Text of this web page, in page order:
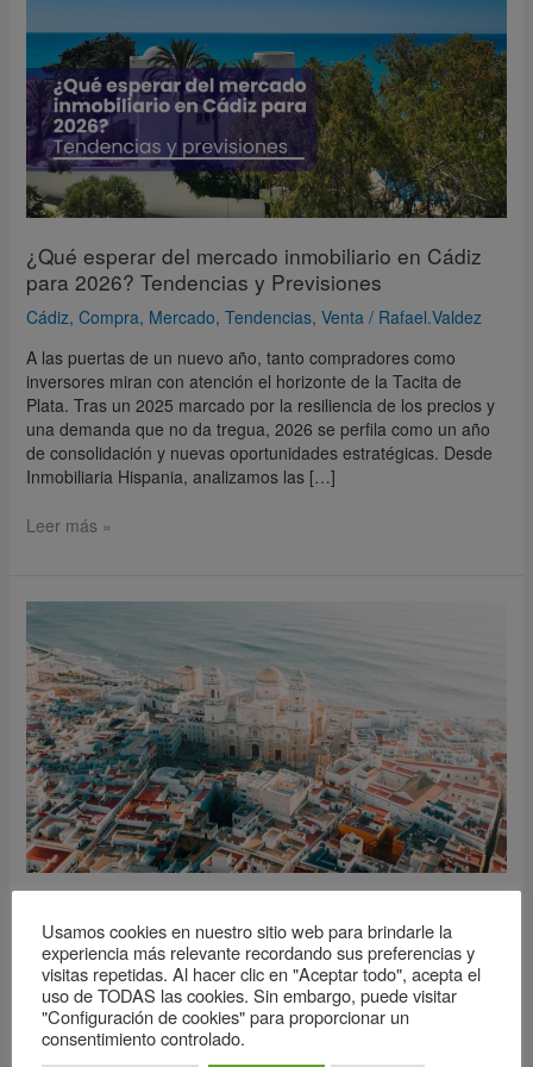
¿Qué esperar del mercado inmobiliario en Cádiz
para 2026? Tendencias y Previsiones
Cádiz, Compra, Mercado, Tendencias, Venta/ Rafael.Valdez
A las puertas de un nuevo año, tanto compradores como
inversores miran con atención el horizonte de la Tacita de
Plata. Tras un 2025 marcado por la resiliencia de los precios y
una demanda que no da tregua, 2026 se perfila como un año
de consolidación y nuevas oportunidades estratégicas. Desde
Inmobiliaria Hispania, analizamos las […]
mercado
inmobiliario
en
Cádiz
para
2026?
Tendencias
y
Previsiones
Leer más »
Cádiz/Inmobiliaria Hispania
Cada barrio de la ciudad ofrece un ambiente único y
características que se adaptan a diferentes estilos de vida y
preferencias. A continuación, exploraremos en detalle los
Barrios
de
Cádiz
para
vivir
Usamos cookies en nuestro sitio web para brindarle la
experiencia más relevante recordando sus preferencias y
visitas repetidas. Al hacer clic en "Aceptar todo", acepta el
uso de TODAS las cookies. Sin embargo, puede visitar
"Configuración de cookies" para proporcionar un
consentimiento controlado.